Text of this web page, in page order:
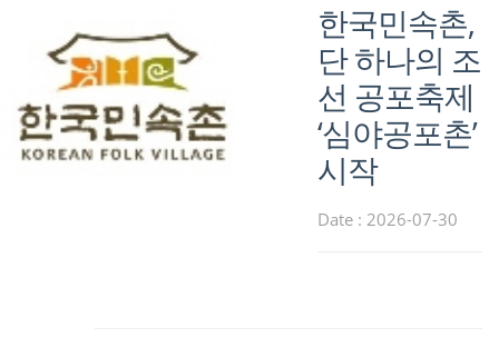
한국민속촌,
단 하나의 조
선 공포축제
‘심야공포촌’
시작
Date : 2026-07-30